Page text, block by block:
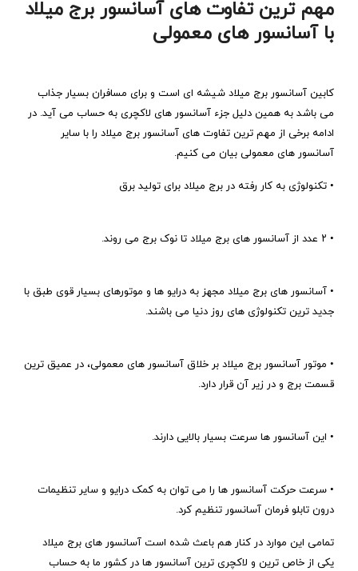
مهم ترین تفاوت های آسانسور برج میلاد
با آسانسور های معمولی
کابین آسانسور برج میلاد شیشه ای است و برای مسافران بسیار جذاب
می باشد به همین دلیل جزء آسانسور های لاکچری به حساب می آید. در
ادامه برخی از مهم ترین تفاوت های آسانسور برج میلاد را با سایر
آسانسور های معمولی بیان می کنیم.
• تکنولوژی به کار رفته در برج میلاد برای تولید برق
• ۲ عدد از آسانسور های برج میلاد تا نوک برج می روند.
• آسانسور های برج میلاد مجهز به درایو ها و موتورهای بسیار قوی طبق با
جدید ترین تکنولوژی های روز دنیا می باشند.
• موتور آسانسور برج میلاد بر خلاق آسانسور های معمولی، در عمیق ترین
قسمت برج و در زیر آن قرار دارد.
• این آسانسور ها سرعت بسیار بالایی دارند.
• سرعت حرکت آسانسور ها را می توان به کمک درایو و سایر تنظیمات
درون تابلو فرمان آسانسور تنظیم کرد.
تمامی این موارد در کنار هم باعث شده است آسانسور های برج میلاد
یکی از خاص ترین و لاکچری ترین آسانسور ها در کشور ما به حساب